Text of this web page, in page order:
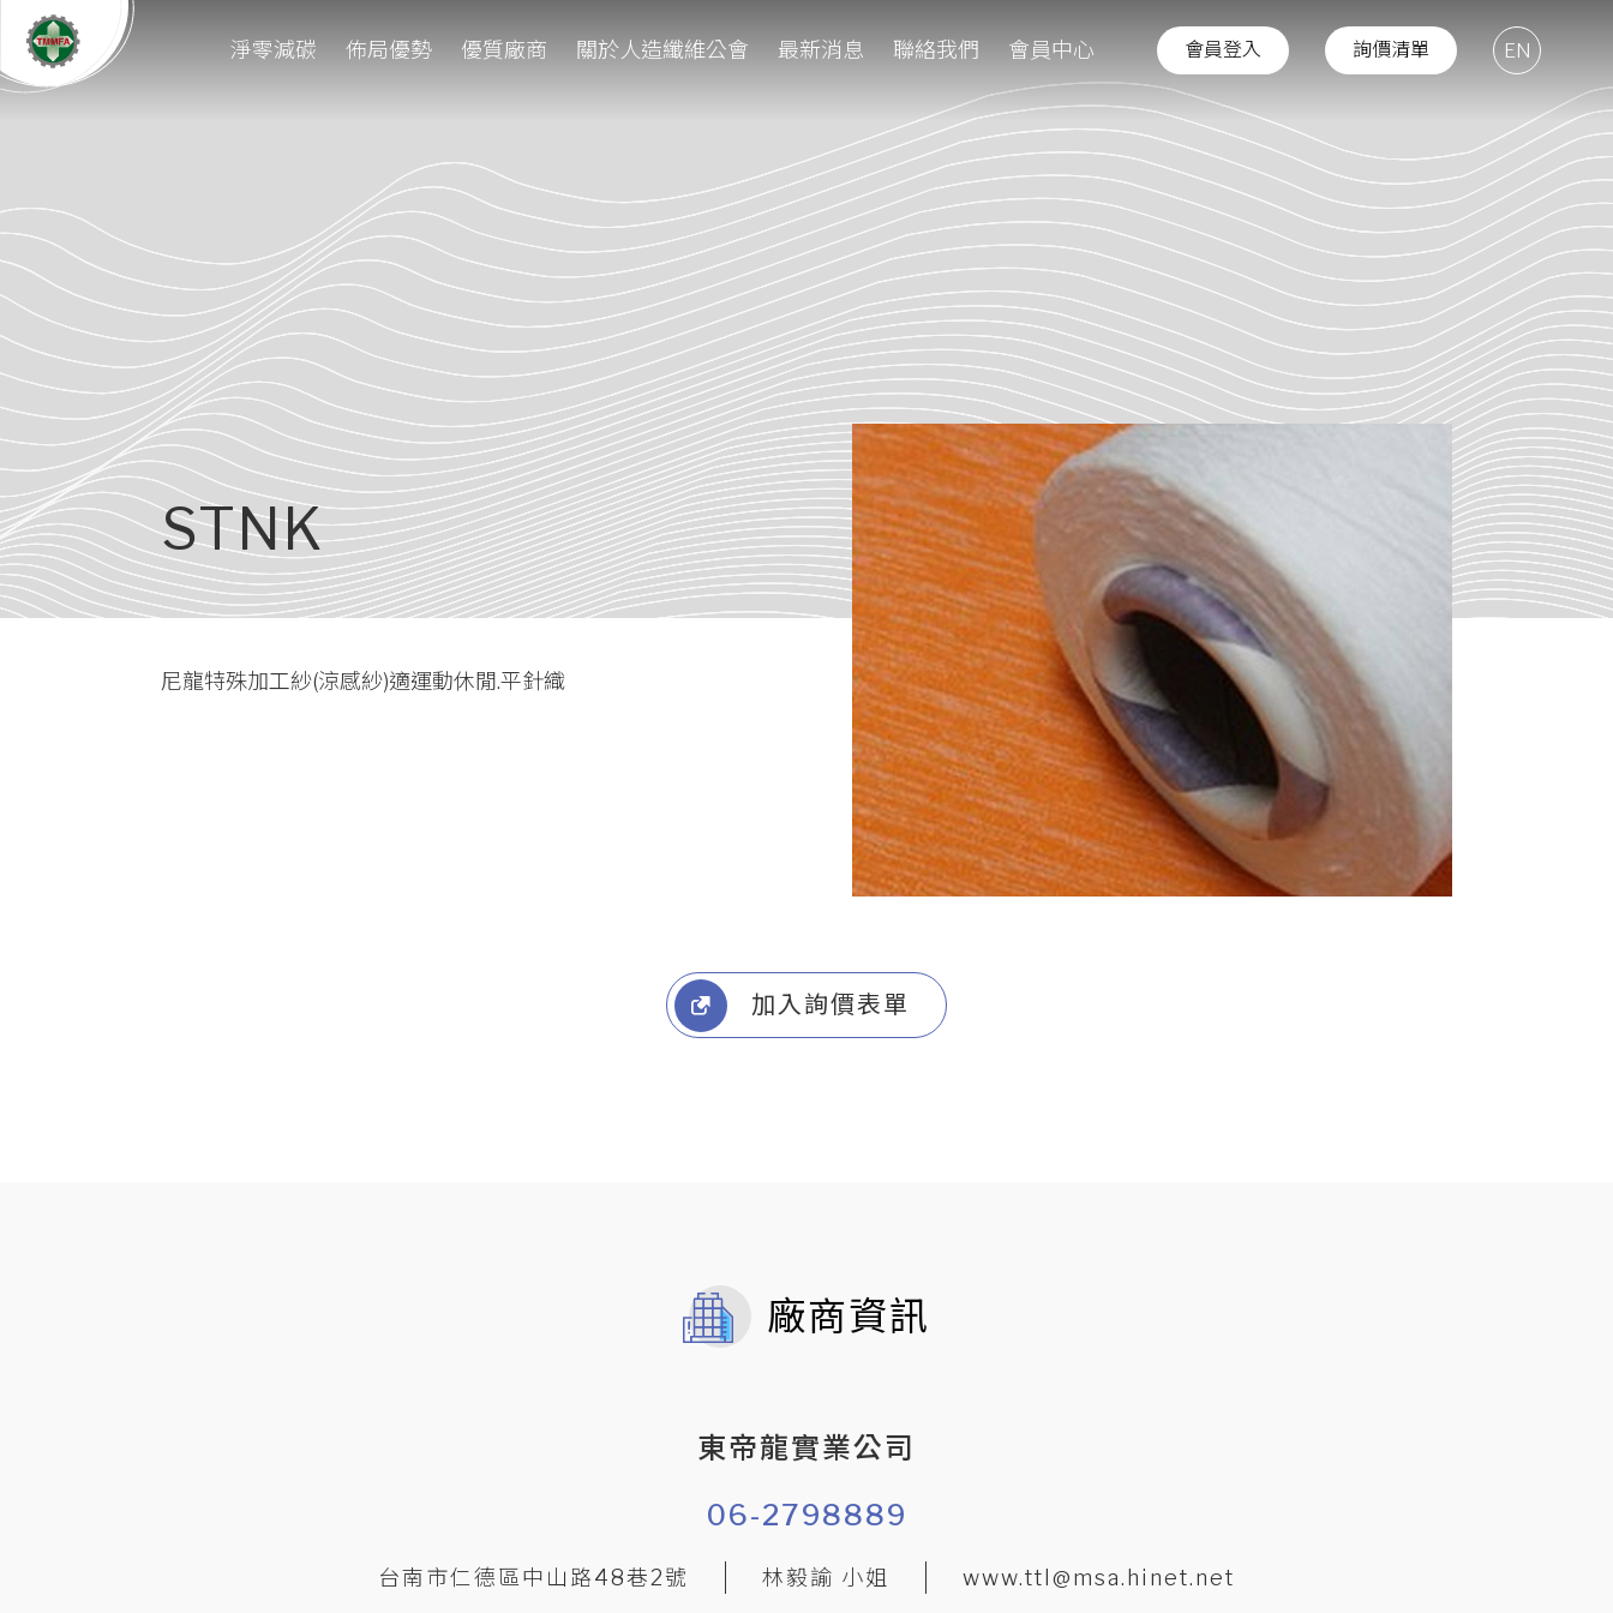
淨零減碳 佈局優勢 優質廠商 關於人造纖維公會 最新消息 聯絡我們 會員中心 會員登入 詢價清單 EN
STNK
尼龍特殊加工紗(涼感紗)適運動休閒.平針織
加入詢價表單
廠商資訊
東帝龍實業公司
06-2798889
台南市仁德區中山路48巷2號 林毅諭 小姐 www.ttl@msa.hinet.net